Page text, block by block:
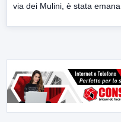
via dei Mulini, è stata